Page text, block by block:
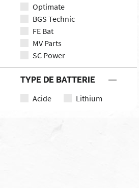
Optimate
BGS Technic
FE Bat
MV Parts
SC Power
TYPE DE BATTERIE
Acide Lithium